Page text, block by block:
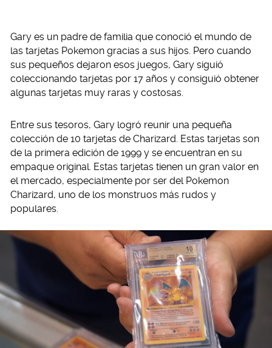
Gary es un padre de familia que conoció el mundo de
las tarjetas Pokemon gracias a sus hijos. Pero cuando
sus pequeños dejaron esos juegos, Gary siguió
coleccionando tarjetas por 17 años y consiguió obtener
algunas tarjetas muy raras y costosas.
Entre sus tesoros, Gary logró reunir una pequeña
colección de 10 tarjetas de Charizard. Estas tarjetas son
de la primera edición de 1999 y se encuentran en su
empaque original. Estas tarjetas tienen un gran valor en
el mercado, especialmente por ser del Pokemon
Charizard, uno de los monstruos más rudos y
populares.